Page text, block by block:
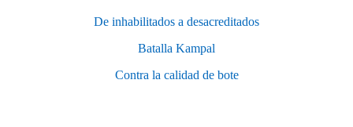
De inhabilitados a desacreditados
Batalla Kampal
Contra la calidad de bote